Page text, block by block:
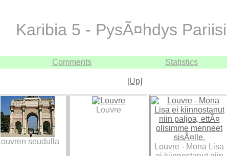
Karibia 5 - PysÃ¤hdys
Comments Statistics
[Up]
Louvren seudulla
Louvre
Louvre - Mona Lisa